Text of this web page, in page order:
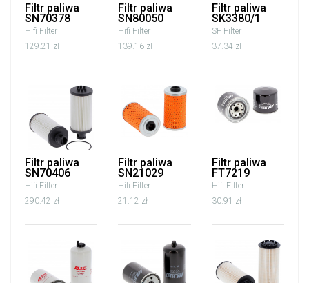
Filtr paliwa
SN70378
Hifi Filter
129.21 zł
Filtr paliwa
SN80050
Hifi Filter
139.16 zł
Filtr paliwa
SK3380/1
SF Filter
37.34 zł
Filtr paliwa
SN70406
Hifi Filter
290.42 zł
Filtr paliwa
SN21029
Hifi Filter
21.12 zł
Filtr paliwa
FT7219
Hifi Filter
30.91 zł